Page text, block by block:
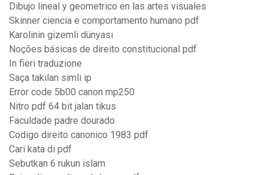
Dibujo lineal y geometrico en las artes visuales
Skinner ciencia e comportamento humano pdf
Karolinin gizemli dünyası
Noções básicas de direito constitucional pdf
In fieri traduzione
Saça takılan simli ip
Error code 5b00 canon mp250
Nitro pdf 64 bit jalan tikus
Faculdade padre dourado
Codigo direito canonico 1983 pdf
Cari kata di pdf
Sebutkan 6 rukun islam